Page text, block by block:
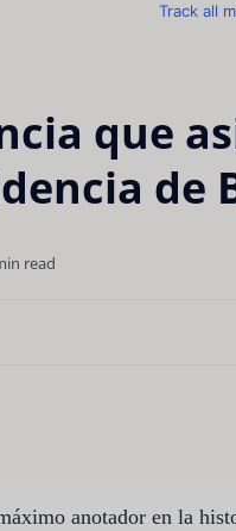
Track all
que
de
read
anotador en la